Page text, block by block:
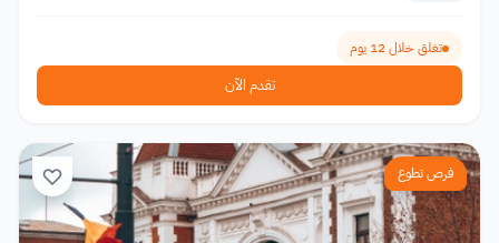
تغلق خلال 12 يوم
تقدم الآن
فرص تطوع